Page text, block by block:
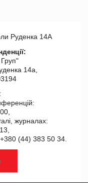
Руденка 14А
14а,
журналах:
(44) 383 50 34.